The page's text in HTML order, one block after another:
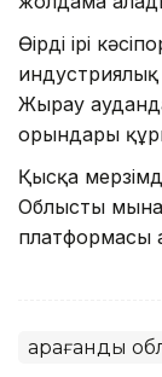
Өңірдің ірі
Жырау
орындары
Қысқа
Облыстың
платформасы
Қарағанды